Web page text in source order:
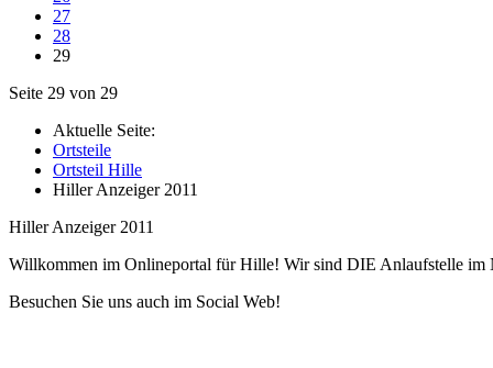
27
28
29
Seite 29 von 29
Aktuelle Seite:
Ortsteile
Ortsteil Hille
Hiller Anzeiger 2011
Hiller Anzeiger 2011
Willkommen im Onlineportal für Hille! Wir sind DIE Anlaufstelle im
Besuchen Sie uns auch im Social Web!